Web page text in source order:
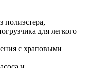
полиэстера,
для легкого
с храповыми
и